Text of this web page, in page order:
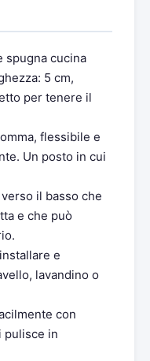
spugna cucina
5 cm,
per tenere il
flessibile e
Un posto in cui
il basso che
e che può
e
lavandino o
con
pulisce in